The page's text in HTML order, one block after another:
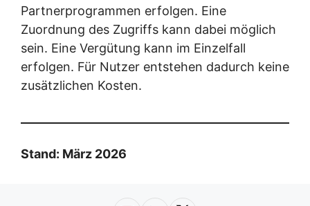
Partnerprogrammen erfolgen. Eine
Zuordnung des Zugriffs kann dabei möglich
sein. Eine Vergütung kann im Einzelfall
erfolgen. Für Nutzer entstehen dadurch keine
zusätzlichen Kosten.
Stand: März 2026